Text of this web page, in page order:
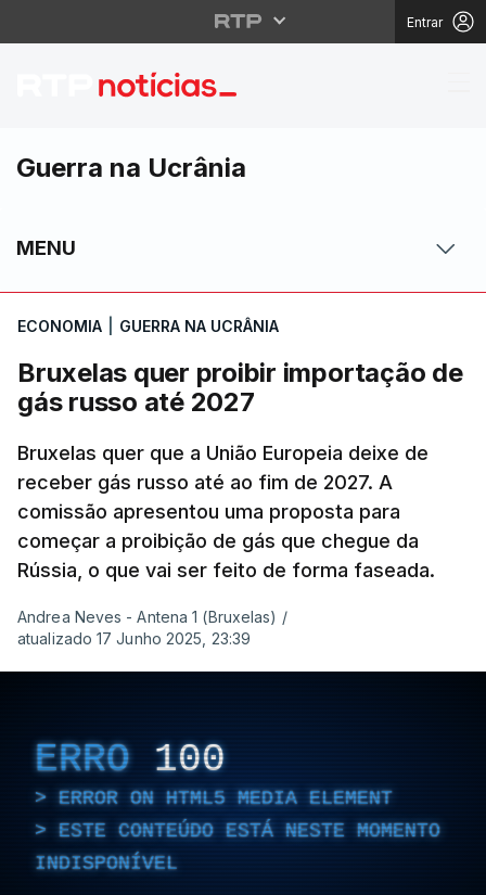
Entrar
Bruxelas quer proibir
Guerra na Ucrânia
MENU
ECONOMIA GUERRA NA UCRÂNIA
Bruxelas quer proibir importação de
gás russo até 2027
Bruxelas quer que a União Europeia deixe de
receber gás russo até ao fim de 2027. A
comissão apresentou uma proposta para
começar a proibição de gás que chegue da
Rússia, o que vai ser feito de forma faseada.
Andrea Neves - Antena 1 (Bruxelas) /
atualizado 17 Junho 2025, 23:39
ERRO 100
ERROR ON HTML5 MEDIA ELEMENT
ESTE CONTEÚDO ESTÁ NESTE MOMENTO
INDISPONÍVEL